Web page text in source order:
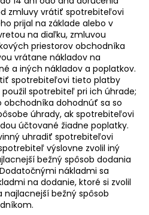
zmluvy vrátiť spotrebiteľovi
prijal na základe alebo v
na diaľku, zmluvou
priestorov obchodníka
vrátane nákladov na
a iných nákladov a poplatkov.
spotrebiteľovi tieto platby
spotrebiteľ pri ich úhrade;
dohodnúť sa so
úhrady, ak spotrebiteľovi
účtované žiadne poplatky.
uhradiť spotrebiteľovi
výslovne zvolil iný
bežný spôsob dodania
nákladmi sa
na dodanie, ktoré si zvolil
bežný spôsob